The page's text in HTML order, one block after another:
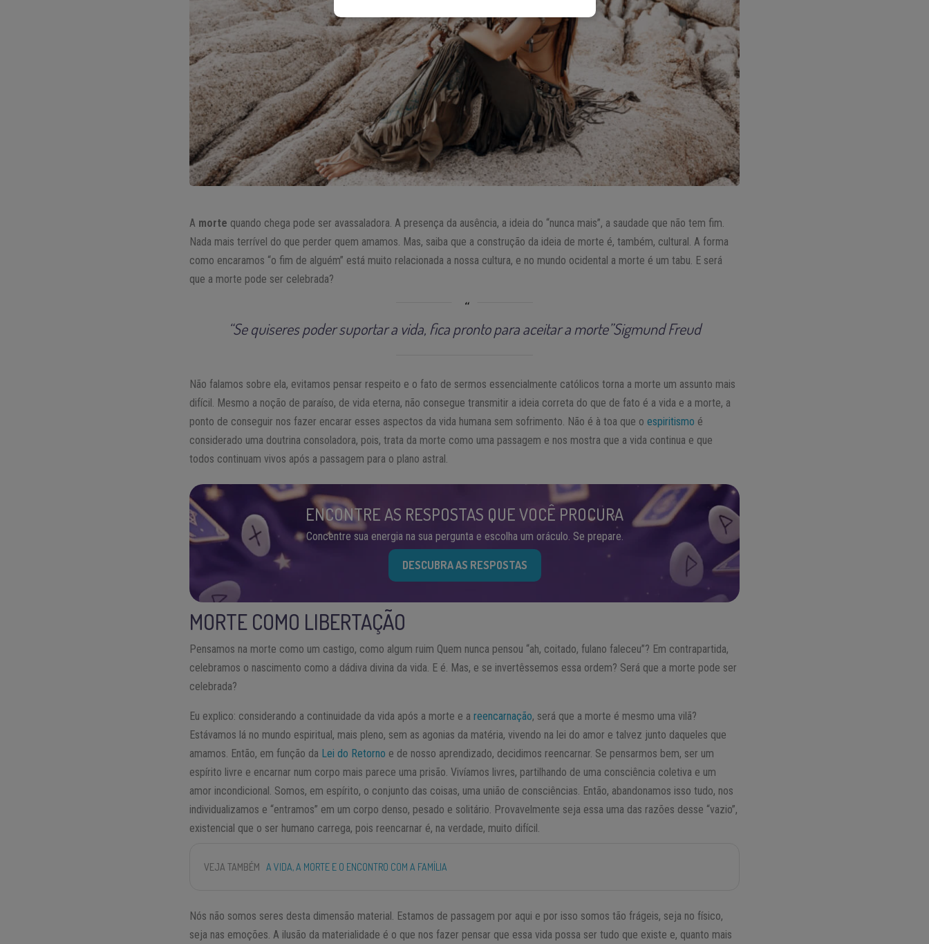
A morte quando chega pode ser avassaladora. A presença da ausência, a ideia do “nunca mais”, a saudade que não tem fim.
Nada mais terrível do que perder quem amamos. Mas, saiba que a construção da ideia de morte é, também, cultural. A forma
como encaramos “o fim de alguém” está muito relacionada a nossa cultura, e no mundo ocidental a morte é um tabu. E será
que a morte pode ser celebrada?
“Se quiseres poder suportar a vida, fica pronto para aceitar a morte”Sigmund Freud
Não falamos sobre ela, evitamos pensar respeito e o fato de sermos essencialmente católicos torna a morte um assunto mais
difícil. Mesmo a noção de paraíso, de vida eterna, não consegue transmitir a ideia correta do que de fato é a vida e a morte, a
ponto de conseguir nos fazer encarar esses aspectos da vida humana sem sofrimento. Não é à toa que oespiritismo é
considerado uma doutrina consoladora, pois, trata da morte como uma passagem e nos mostra que a vida continua e que
todos continuam vivos após a passagem para o plano astral.
ENCONTRE AS RESPOSTAS QUE VOCÊ PROCURA
Concentre sua energia na sua pergunta e escolha um oráculo. Se prepare.
DESCUBRA AS RESPOSTAS
MORTE COMO LIBERTAÇÃO
Pensamos na morte como um castigo, como algum ruim Quem nunca pensou “ah, coitado, fulano faleceu”? Em contrapartida,
celebramos o nascimento como a dádiva divina da vida. E é. Mas, e se invertêssemos essa ordem? Será que a morte pode ser
celebrada?
Eu explico: considerando a continuidade da vida após a morte e areencarnação, será que a morte é mesmo uma vilã?
Estávamos lá no mundo espiritual, mais pleno, sem as agonias da matéria, vivendo na lei do amor e talvez junto daqueles que
amamos. Então, em função da Lei do Retorno e de nosso aprendizado, decidimos reencarnar. Se pensarmos bem, ser um
espírito livre e encarnar num corpo mais parece uma prisão. Vivíamos livres, partilhando de uma consciência coletiva e um
amor incondicional. Somos, em espírito, o conjunto das coisas, uma união de consciências. Então, abandonamos isso tudo, nos
individualizamos e “entramos” em um corpo denso, pesado e solitário. Provavelmente seja essa uma das razões desse “vazio”,
existencial que o ser humano carrega, pois reencarnar é, na verdade, muito difícil.
VEJA TAMBÉM A VIDA, A MORTE E O ENCONTRO COM A FAMÍLIA
Nós não somos seres desta dimensão material. Estamos de passagem por aqui e por isso somos tão frágeis, seja no físico,
seja nas emoções. A ilusão da materialidade é o que nos fazer pensar que essa vida possa ser tudo que existe e, quanto mais